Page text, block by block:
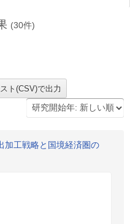
(30件)
加工戦略と国境経済圏の